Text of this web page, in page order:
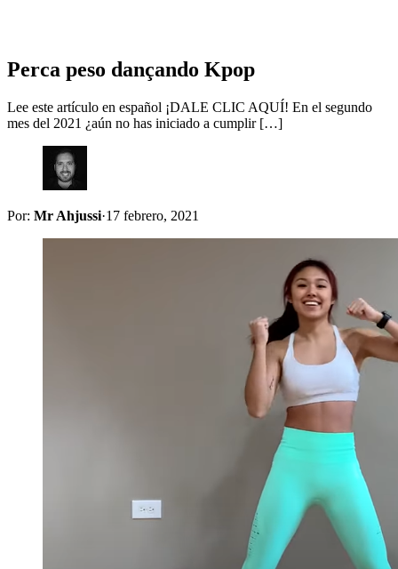
Perca peso dançando Kpop
Lee este artículo en español ¡DALE CLIC AQUÍ! En el segundo
mes del 2021 ¿aún no has iniciado a cumplir […]
Por: Mr Ahjussi·17 febrero, 2021